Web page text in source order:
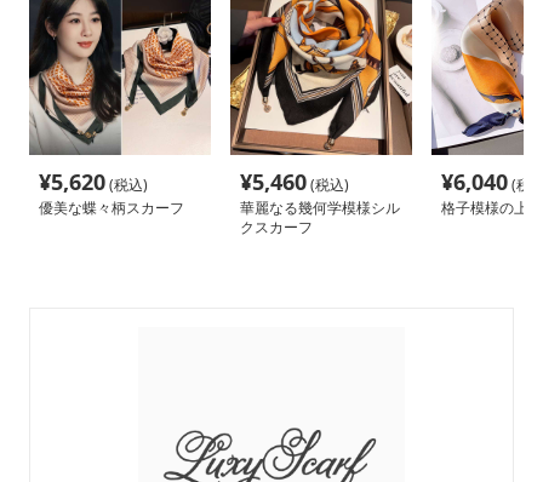
¥5,620(税込)
優美な蝶々柄スカーフ
¥5,460(税込)
華麗なる幾何学模様シル
クスカーフ
¥6,040(税
格子模様の上